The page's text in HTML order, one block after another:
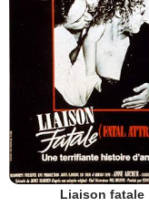
Liaison fatale